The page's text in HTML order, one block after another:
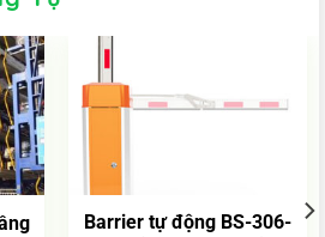
Barrier tự động BS-306-